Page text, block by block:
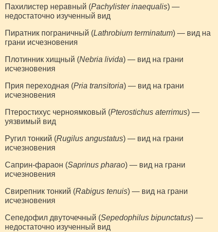
Пахилистер неравный (Pachylister inaequalis) —
недостаточно изученный вид
Пиратник пограничный (Lathrobium terminatum) — вид на
грани исчезновения
Плотинник хищный (Nebria livida) — вид на грани
исчезновения
Прия переходная (Pria transitoria) — вид на грани
исчезновения
Птеростихус черноямковый (Pterostichus aterrimus) —
уязвимый вид
Ругил тонкий (Rugilus angustatus) — вид на грани
исчезновения
Саприн-фараон (Saprinus pharao) — вид на грани
исчезновения
Свирепник тонкий (Rabigus tenuis) — вид на грани
исчезновения
Сепедофил двуточечный (Sepedophilus bipunctatus) —
недостаточно изученный вид